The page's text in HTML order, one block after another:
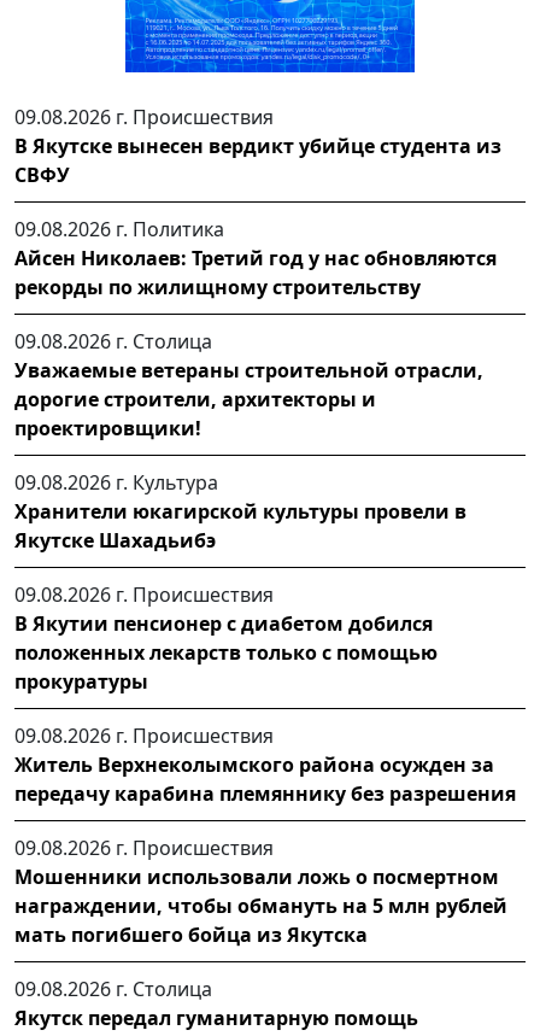
09.08.2026 г. Происшествия
В Якутске вынесен вердикт убийце студента из
СВФУ
09.08.2026 г. Политика
Айсен Николаев: Третий год у нас обновляются
рекорды по жилищному строительству
09.08.2026 г. Столица
Уважаемые ветераны строительной отрасли,
дорогие строители, архитекторы и
проектировщики!
09.08.2026 г. Культура
Хранители юкагирской культуры провели в
Якутске Шахадьибэ
09.08.2026 г. Происшествия
В Якутии пенсионер с диабетом добился
положенных лекарств только с помощью
прокуратуры
09.08.2026 г. Происшествия
Житель Верхнеколымского района осужден за
передачу карабина племяннику без разрешения
09.08.2026 г. Происшествия
Мошенники использовали ложь о посмертном
награждении, чтобы обмануть на 5 млн рублей
мать погибшего бойца из Якутска
09.08.2026 г. Столица
Якутск передал гуманитарную помощь